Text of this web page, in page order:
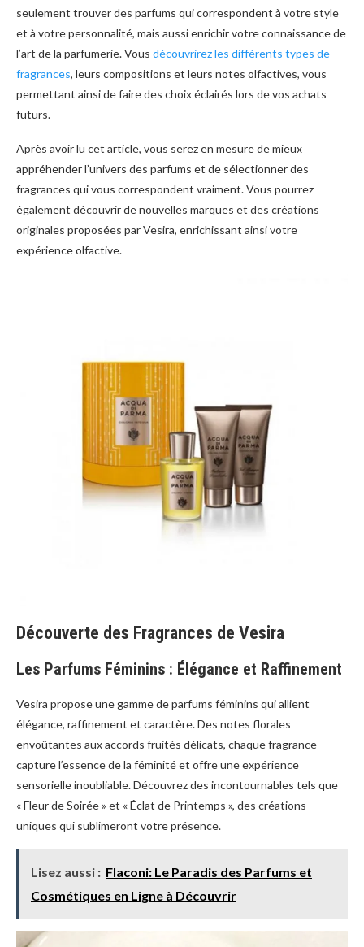
seulement trouver des parfums qui correspondent à votre style
et à votre personnalité, mais aussi enrichir votre connaissance de
l’art de la parfumerie. Vous découvrirez les différents types de
fragrances, leurs compositions et leurs notes olfactives, vous
permettant ainsi de faire des choix éclairés lors de vos achats
futurs.
Après avoir lu cet article, vous serez en mesure de mieux
appréhender l’univers des parfums et de sélectionner des
fragrances qui vous correspondent vraiment. Vous pourrez
également découvrir de nouvelles marques et des créations
originales proposées par Vesira, enrichissant ainsi votre
expérience olfactive.
Découverte des Fragrances de Vesira
Les Parfums Féminins : Élégance et Raffinement
Vesira propose une gamme de parfums féminins qui allient
élégance, raffinement et caractère. Des notes florales
envoûtantes aux accords fruités délicats, chaque fragrance
capture l’essence de la féminité et offre une expérience
sensorielle inoubliable. Découvrez des incontournables tels que
« Fleur de Soirée » et « Éclat de Printemps », des créations
uniques qui sublimeront votre présence.
Lisez aussi : Flaconi: Le Paradis des Parfums et
Cosmétiques en Ligne à Découvrir